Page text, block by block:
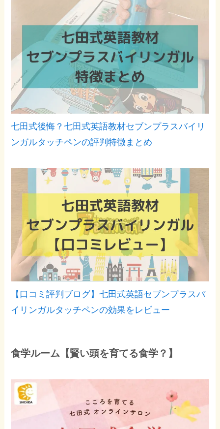
七田式後悔？七田式英語教材セブンプラスバイリ
ンガルタッチペンの評判特徴まとめ
【口コミ評判ブログ】七田式英語セブンプラスバ
イリンガルタッチペンの効果をレビュー
食学ルーム【賢い頭を育てる食学？】